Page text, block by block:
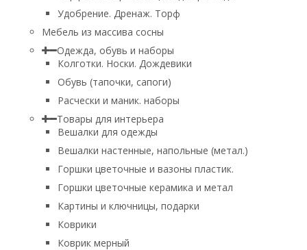
Удобрение. Дренаж. Торф
Мебель из массива сосны
Одежда, обувь и наборы
Колготки. Носки. Дождевики
Обувь (тапочки, сапоги)
Расчески и маник. наборы
Товары для интерьера
Вешалки для одежды
Вешалки настенные, напольные (метал.)
Горшки цветочные и вазоны пластик.
Горшки цветочные керамика и метал
Картины и ключницы, подарки
Коврики
Коврик мерный